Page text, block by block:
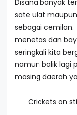
Disana banyak
sate ulat
sebagai cemilan.
menetas dan
seringkali kita
namun balik lagi
masing daerah
Crickets on